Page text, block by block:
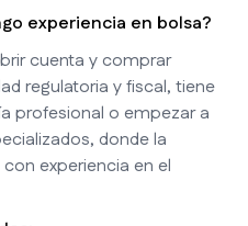
experiencia en bolsa?
cuenta y comprar
regulatoria y fiscal, tiene
profesional o empezar a
donde la
experiencia en el